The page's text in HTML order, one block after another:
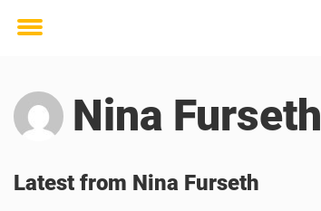
Toggle
Nina Furseth
Latest from Nina Furseth